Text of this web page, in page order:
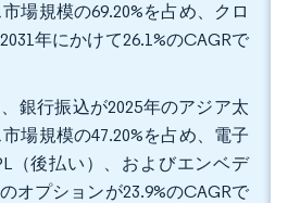
場規模の69.20%を占め、クロ
年にかけて26.1%のCAGRで
銀行振込が2025年のアジア太
場規模の47.20%を占め、電子
（後払い）、およびエンベデ
オプションが23.9%のCAGRで